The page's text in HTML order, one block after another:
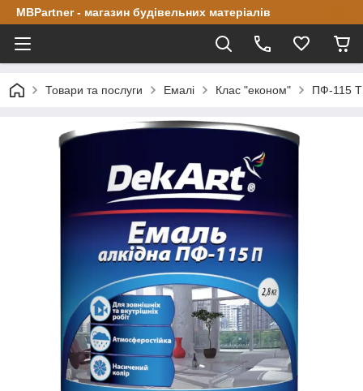
MBPartner - магазин будівельних матеріалів
Товари та послуги Емалі Клас "економ" ПФ-115